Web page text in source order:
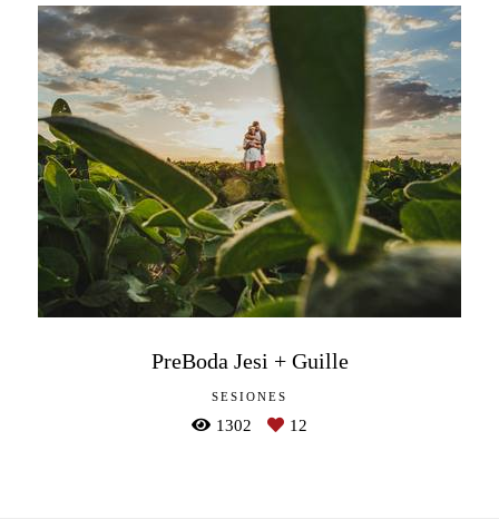
PreBoda Jesi + Guille
SESIONES
1302 12